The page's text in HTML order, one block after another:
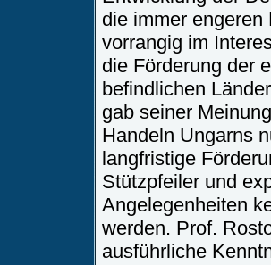
die immer
vorrangig im
die Förderung der
befindlichen
gab seiner
Handeln Ungarns
langfristige
Stützpfeiler und
Angelegenheiten
werden. Prof.
ausführliche